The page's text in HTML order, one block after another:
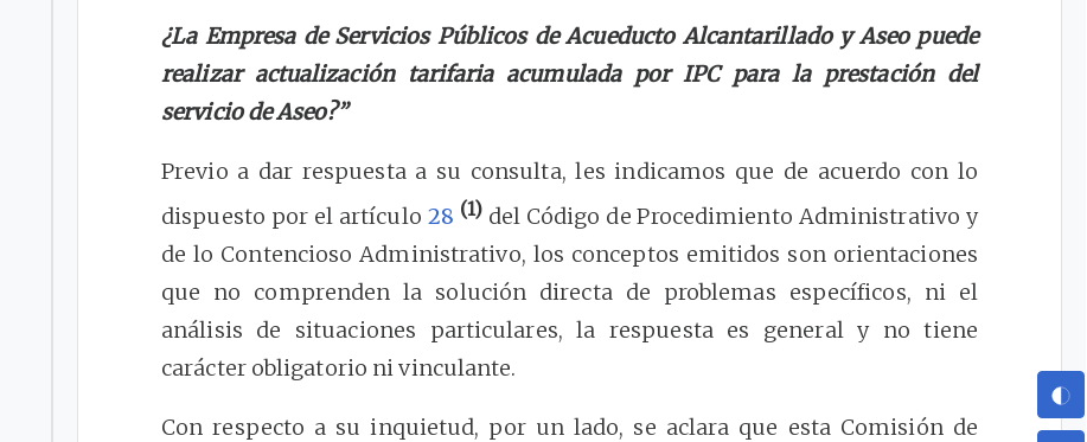
¿La Empresa de Servicios Públicos de Acueducto Alcantarillado y Aseo puede
realizar actualización tarifaria acumulada por IPC para la prestación del
servicio de Aseo?”
Previo a dar respuesta a su consulta, les indicamos que de acuerdo con lo
dispuesto por el artículo 28 (1)del Código de Procedimiento Administrativo y
de lo Contencioso Administrativo, los conceptos emitidos son orientaciones
que no comprenden la solución directa de problemas específicos, ni el
análisis de situaciones particulares, la respuesta es general y no tiene
carácter obligatorio ni vinculante.
Con respecto a su inquietud, por un lado, se aclara que esta Comisión de